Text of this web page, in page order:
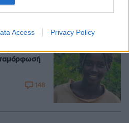
Access Privacy Policy
Loaded:
viral,
148